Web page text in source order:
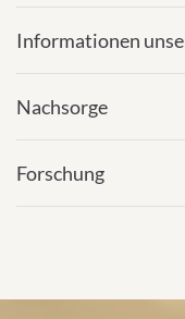
Informationen
Nachsorge
Forschung